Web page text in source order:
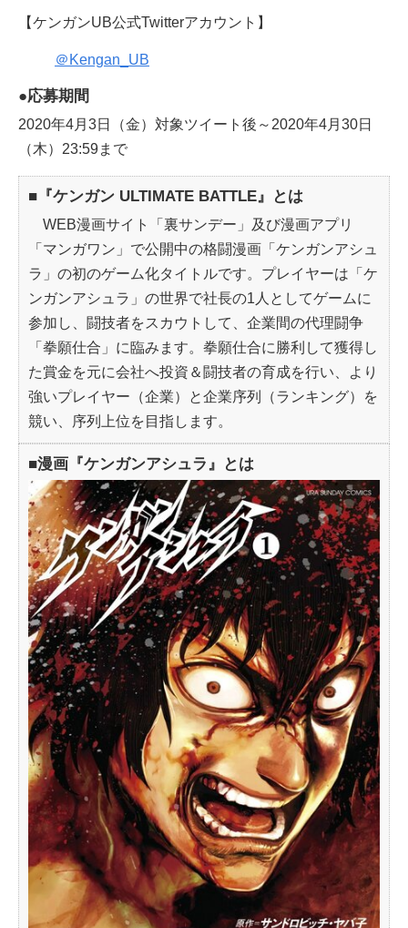
【ケンガンUB公式Twitterアカウント】
＠Kengan_UB
●応募期間
2020年4月3日（金）対象ツイート後～2020年4月30日
（木）23:59まで
■『ケンガン ULTIMATE BATTLE』とは
WEB漫画サイト「裏サンデー」及び漫画アプリ
「マンガワン」で公開中の格闘漫画「ケンガンアシュ
ラ」の初のゲーム化タイトルです。プレイヤーは「ケ
ンガンアシュラ」の世界で社長の1人としてゲームに
参加し、闘技者をスカウトして、企業間の代理闘争
「拳願仕合」に臨みます。拳願仕合に勝利して獲得し
た賞金を元に会社へ投資＆闘技者の育成を行い、より
強いプレイヤー（企業）と企業序列（ランキング）を
競い、序列上位を目指します。
■漫画『ケンガンアシュラ』とは